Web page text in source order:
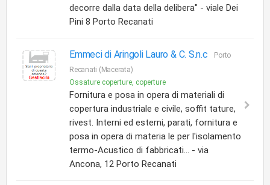
decorre dalla data della delibera" - viale Dei
Pini 8 Porto Recanati
Emmeci di Aringoli Lauro & C. S.n.c
Porto
Recanati (Macerata)
Ossature coperture, coperture
Fornitura e posa in opera di materiali di
copertura industriale e civile, soffit tature,
rivest. Interni ed esterni, parati, fornitura e
posa in opera di materia le per l'isolamento
termo-Acustico di fabbricati... - via
Ancona, 12 Porto Recanati